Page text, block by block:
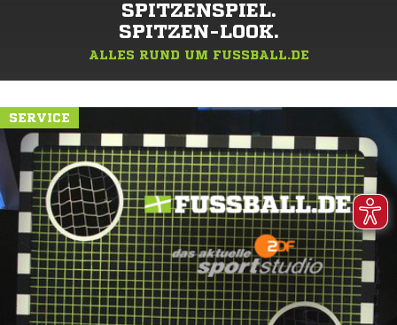
SPITZENSPIEL.
SPITZEN-LOOK.
ALLES RUND UM FUSSBALL.DE
SERVICE